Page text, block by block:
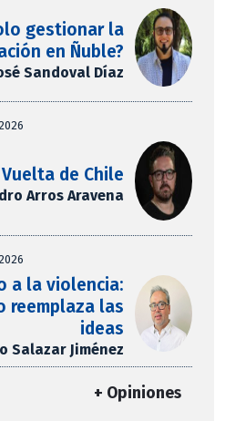
gestionar la
en Ñuble?
Sandoval Díaz
de Chile
Arros Aravena
a la violencia:
reemplaza las
ideas
Salazar Jiménez
+ Opiniones